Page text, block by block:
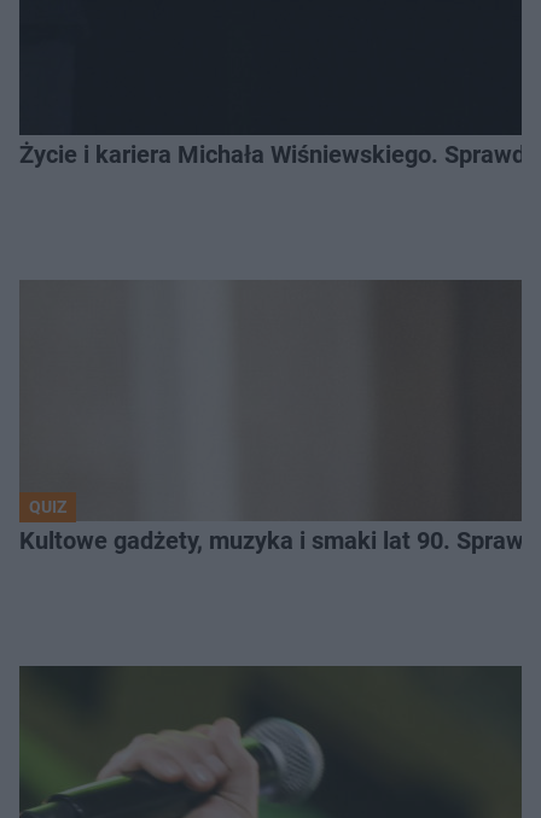
Życie i kariera Michała Wiśniewskiego.
QUIZ
Kultowe gadżety, muzyka i smaki lat 90.